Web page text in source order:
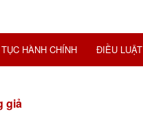
HÀNH CHÍNH ĐIỀU LUẬT
giả